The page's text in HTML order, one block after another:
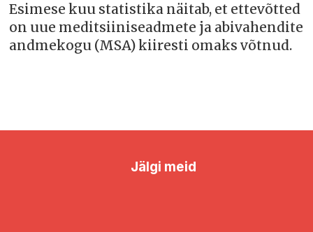
Esimese kuu statistika näitab, et ettevõtted
on uue meditsiiniseadmete ja abivahendite
andmekogu (MSA) kiiresti omaks võtnud.
Jälgi meid